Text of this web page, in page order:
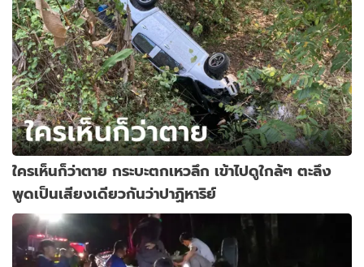
ใครเห็นก็ว่าตาย กระบะตกเหวลึก เข้าไปดูใกล้ๆ ตะลึง
พูดเป็นเสียงเดียวกันว่าปาฏิหาริย์